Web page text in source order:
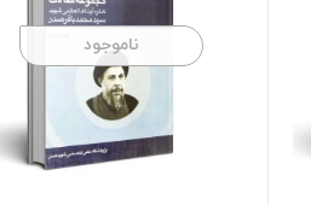
ناموجود